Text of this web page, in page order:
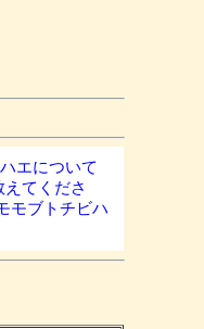
エについて
えてくださ
モブトチビハ